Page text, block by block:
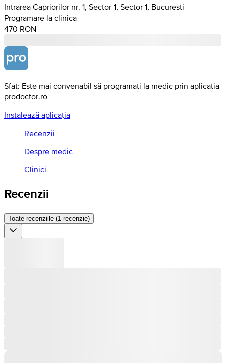
Intrarea Capriorilor nr. 1, Sector 1, Sector 1, Bucuresti
Programare la clinica
470 RON
Sfat: Este mai convenabil să programați la medic prin aplicația
prodoctor.ro
Instalează aplicația
Recenzii
Despre medic
Clinici
Recenzii
Toate recenziile (1 recenzie)